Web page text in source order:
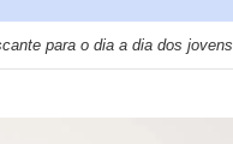
para o dia a dia dos jovens.